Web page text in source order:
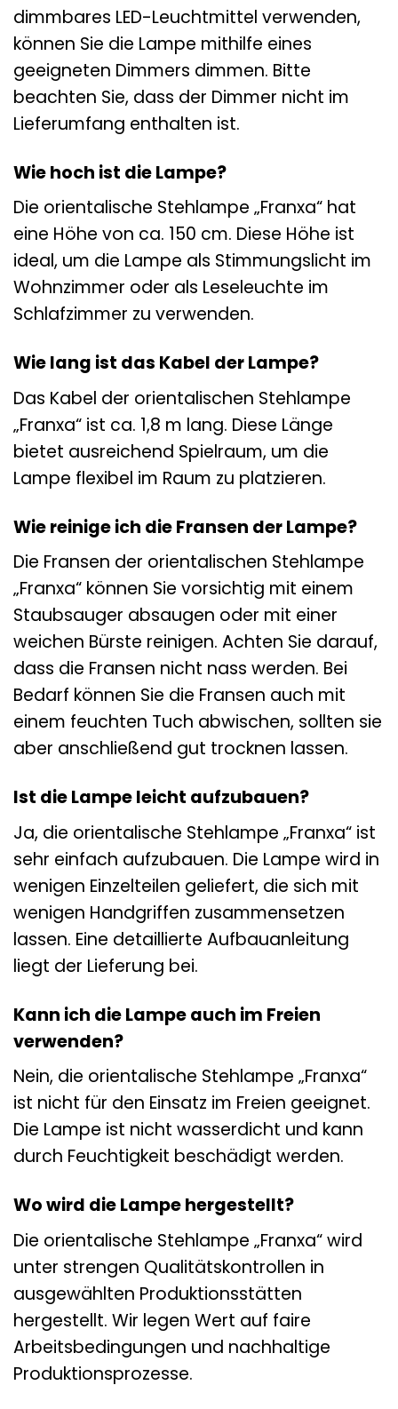
dimmbares LED-Leuchtmittel verwenden,
können Sie die Lampe mithilfe eines
geeigneten Dimmers dimmen. Bitte
beachten Sie, dass der Dimmer nicht im
Lieferumfang enthalten ist.
Wie hoch ist die Lampe?
Die orientalische Stehlampe „Franxa“ hat
eine Höhe von ca. 150 cm. Diese Höhe ist
ideal, um die Lampe als Stimmungslicht im
Wohnzimmer oder als Leseleuchte im
Schlafzimmer zu verwenden.
Wie lang ist das Kabel der Lampe?
Das Kabel der orientalischen Stehlampe
„Franxa“ ist ca. 1,8 m lang. Diese Länge
bietet ausreichend Spielraum, um die
Lampe flexibel im Raum zu platzieren.
Wie reinige ich die Fransen der Lampe?
Die Fransen der orientalischen Stehlampe
„Franxa“ können Sie vorsichtig mit einem
Staubsauger absaugen oder mit einer
weichen Bürste reinigen. Achten Sie darauf,
dass die Fransen nicht nass werden. Bei
Bedarf können Sie die Fransen auch mit
einem feuchten Tuch abwischen, sollten sie
aber anschließend gut trocknen lassen.
Ist die Lampe leicht aufzubauen?
Ja, die orientalische Stehlampe „Franxa“ ist
sehr einfach aufzubauen. Die Lampe wird in
wenigen Einzelteilen geliefert, die sich mit
wenigen Handgriffen zusammensetzen
lassen. Eine detaillierte Aufbauanleitung
liegt der Lieferung bei.
Kann ich die Lampe auch im Freien
verwenden?
Nein, die orientalische Stehlampe „Franxa“
ist nicht für den Einsatz im Freien geeignet.
Die Lampe ist nicht wasserdicht und kann
durch Feuchtigkeit beschädigt werden.
Wo wird die Lampe hergestellt?
Die orientalische Stehlampe „Franxa“ wird
unter strengen Qualitätskontrollen in
ausgewählten Produktionsstätten
hergestellt. Wir legen Wert auf faire
Arbeitsbedingungen und nachhaltige
Produktionsprozesse.